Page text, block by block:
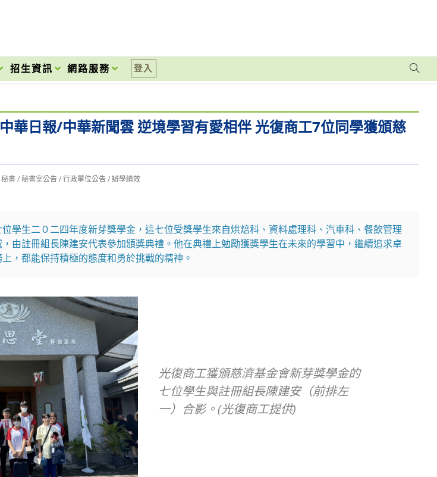
招生資訊 網路服務 登入
華日報/中華新聞雲 逆境學習有愛相伴 光復商工7位同學獲頒慈
秘書 / 秘書室公告 / 行政單位公告 / 辦學績效
學生二０二四年度新芽獎學金，這七位受獎學生來自烘焙科、資料處理科、汽車科、餐飲管理
由註冊組長陳建安代表參加頒獎典禮。他在典禮上勉勵獲獎學生在未來的學習中，繼續追求卓
，都能保持積極的態度和勇於挑戰的精神。
光復商工獲頒慈濟基金會新芽獎學金的
七位學生與註冊組長陳建安（前排左
一）合影。(光復商工提供)